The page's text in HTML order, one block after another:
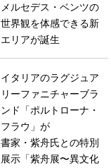
メルセデス・ベンツの
世界観を体感できる新
エリアが誕生
イタリアのラグジュア
リーファニチャーブラ
ンド「ポルトローナ・
フラウ」が
書家・紫舟氏との特別
展示「紫舟展〜異文化